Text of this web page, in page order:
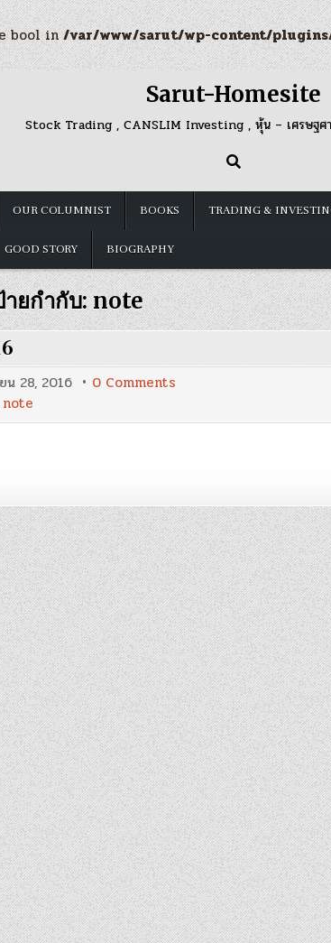
bool in/var/www/sarut/wp-content/
Sarut-Homesite
Stock Trading , CANSLIM Investing , หุ้น – เศรษฐศา
OUR COLUMNIST BOOKS TRADING &
GOOD STORY BIOGRAPHY
ายกำกับ:note
น 28, 2016 0 Comments
:
note